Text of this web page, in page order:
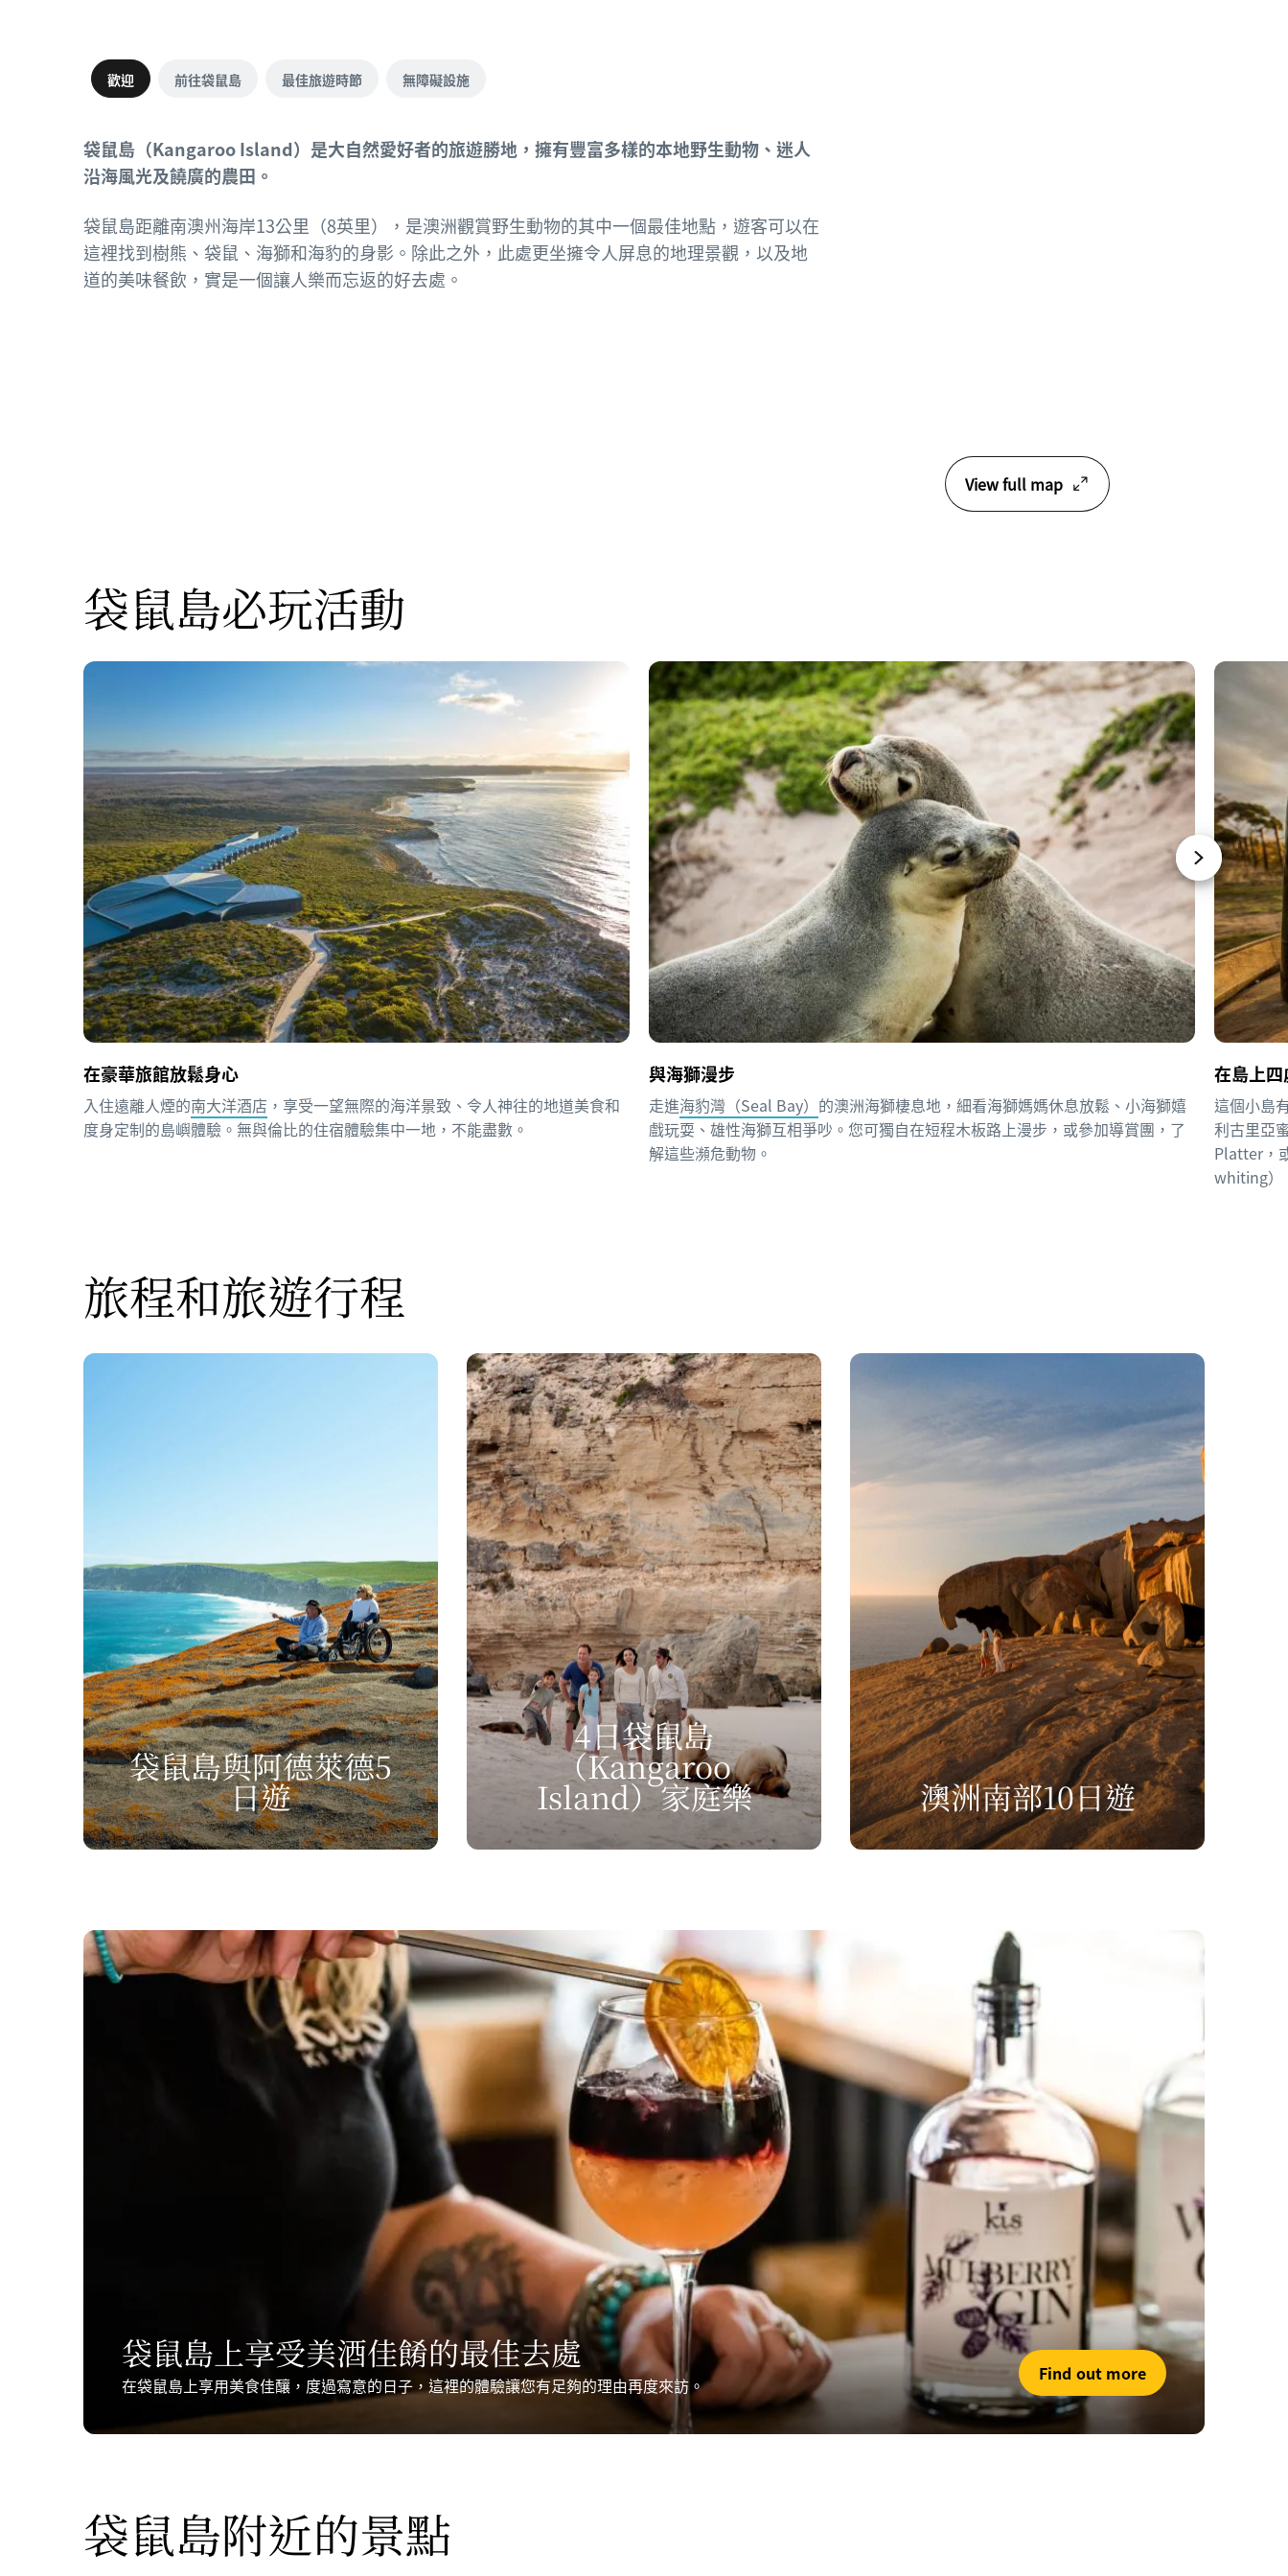
歡迎 前往袋鼠島 最佳旅遊時節 無障礙設施
袋鼠島（Kangaroo Island）是大自然愛好者的旅遊勝地，擁有豐富多樣的本地野生動物、迷人
沿海風光及饒廣的農田。
袋鼠島距離南澳州海岸13公里（8英里），是澳洲觀賞野生動物的其中一個最佳地點，遊客可以在
這裡找到樹熊、袋鼠、海獅和海豹的身影。除此之外，此處更坐擁令人屏息的地理景觀，以及地
道的美味餐飲，實是一個讓人樂而忘返的好去處。
View full map
袋鼠島必玩活動
在豪華旅館放鬆身心
入住遠離人煙的南大洋酒店 ，享受一望無際的海洋景致、令人神往的地道美食和
度身定制的島嶼體驗。無與倫比的住宿體驗集中一地，不能盡數。
與海獅漫步
走進海豹灣（Seal Bay） 的澳洲海獅棲息地，細看海獅媽媽休息放鬆、小海獅嬉
戲玩耍、雄性海獅互相爭吵。您可獨自在短程木板路上漫步，或參加導賞團，了
解這些瀕危動物。
在島上
這個小島
利古里亞
Platter，
whiting）
旅程和旅遊行程
袋鼠島與阿德萊德5
日遊
4日袋鼠島
（Kangaroo
Island）家庭樂 澳洲南部10日遊
袋鼠島上享受美酒佳餚的最佳去處
在袋鼠島上享用美食佳釀，度過寫意的日子，這裡的體驗讓您有足夠的理由再度來訪。
Find out more
袋鼠島附近的景點